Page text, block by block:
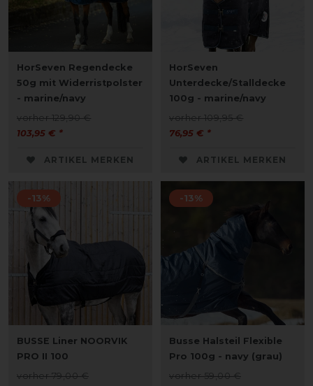
HorSeven Regendecke
50g mit Widerristpolster
- marine/navy
vorher 129,90 €
103,95 € *
ARTIKEL MERKEN
HorSeven
Unterdecke/Stalldecke
100g - marine/navy
vorher 109,95 €
76,95 € *
ARTIKEL MERKEN
-13%
BUSSE Liner NOORVIK
PRO II 100
vorher 79,00 €
-13%
Busse Halsteil Flexible
Pro 100g - navy (grau)
vorher 59,00 €